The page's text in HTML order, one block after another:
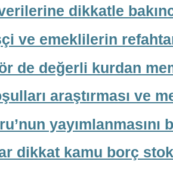
dikkatle
ve emeklilerin
de değerli kurdan
araştırması ve
yayımlanmasını
dikkat kamu borç